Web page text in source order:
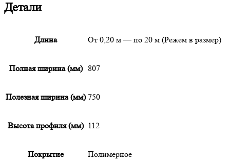
Детали
Длина От 0,20 м — по 20 м (Режем в размер)
Полная ширина (мм) 807
Полезная ширина (мм) 750
Высота профиля (мм) 112
Покрытие Полимерное